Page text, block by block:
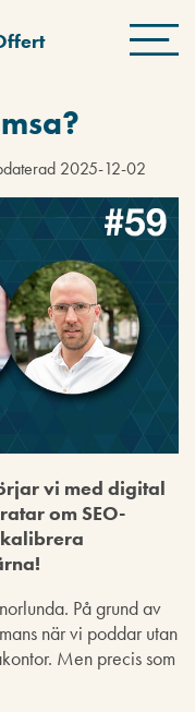
2025-12-02
vi med digital
om SEO-
På grund av
när vi poddar utan
Men precis som